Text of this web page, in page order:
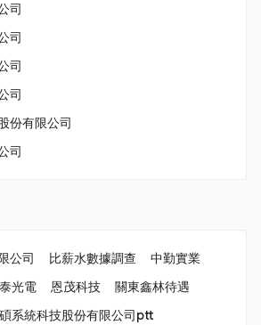
司
司
司
司
份有限公司
司
公司 比薪水數據調查
中勤實業
光電 恩茂科技
關東鑫林待遇
系統科技股份有限公司ptt